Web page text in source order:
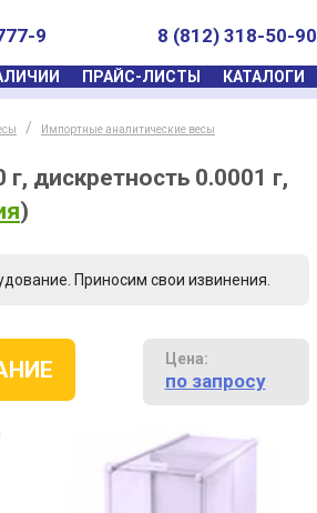
8 (812) 318-50-90
9
ПРАЙС-ЛИСТЫ КАТАЛОГИ
Импортные аналитические весы
дискретность 0.0001 г,
)
Приносим свои извинения.
Цена:
по запросу